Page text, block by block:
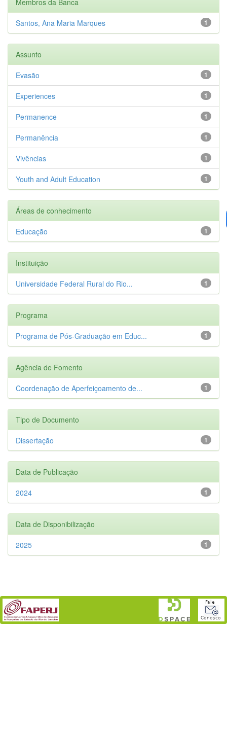
1
Santos, Ana Maria Marques
Assunto
1
Evasão
1
Experiences
1
Permanence
1
Permanência
1
Vivências
1
Youth and Adult Education
Áreas de conhecimento
1
Educação
Instituição
1
Universidade Federal Rural do Rio...
Programa
1
Programa de Pós-Graduação em Educ...
Agência de Fomento
1
Coordenação de Aperfeiçoamento de...
Tipo de Documento
1
Dissertação
Data de Publicação
1
2024
Data de Disponibilização
1
2025